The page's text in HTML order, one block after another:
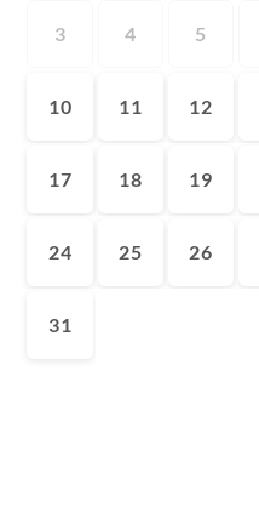
3 4 5
10 11 12
17 18 19
24 25 26
31